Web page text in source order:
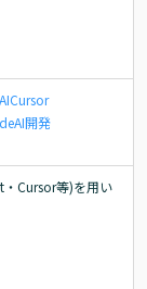
Cursor
AI開発
Cursor等)を用い